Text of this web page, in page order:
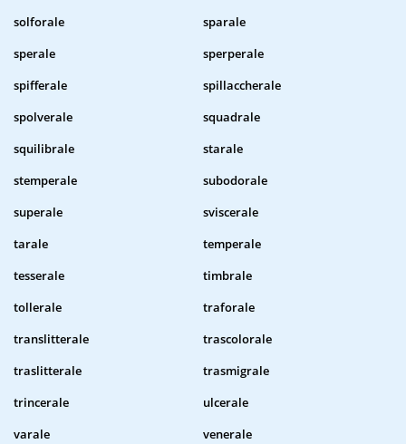
solforale
sparale
sperale
sperperale
spifferale
spillaccherale
spolverale
squadrale
squilibrale
starale
stemperale
subodorale
superale
sviscerale
tarale
temperale
tesserale
timbrale
tollerale
traforale
translitterale
trascolorale
traslitterale
trasmigrale
trincerale
ulcerale
varale
venerale